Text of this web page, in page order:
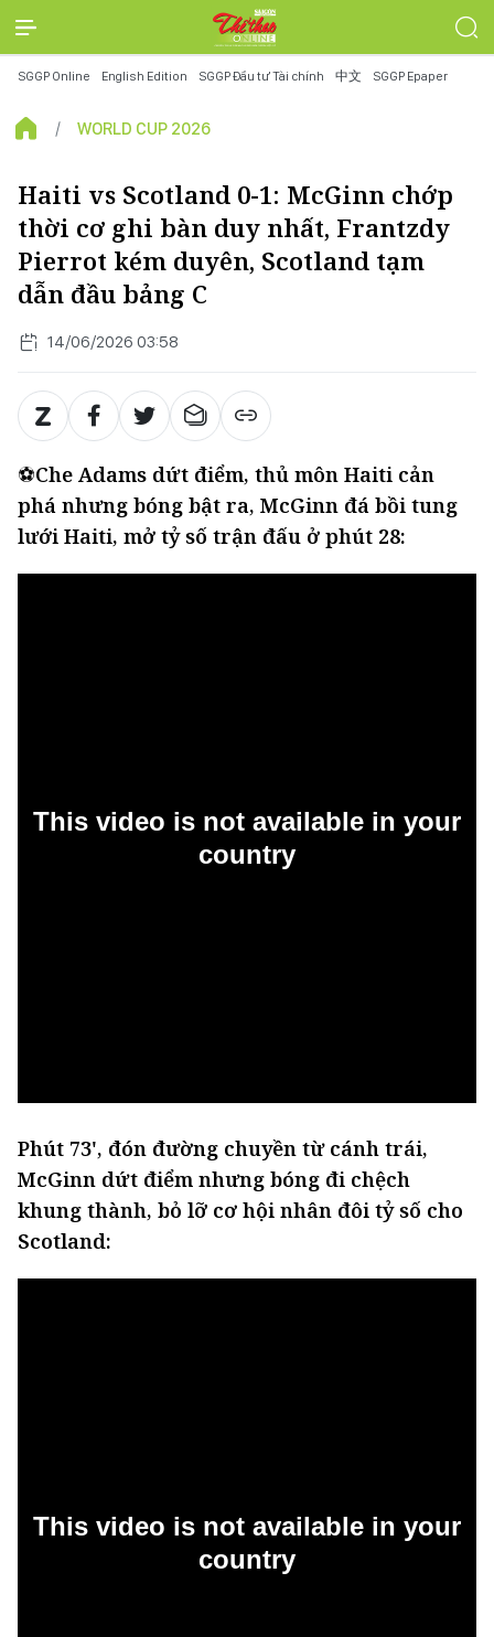
SGGP Online English Edition SGGP Đầu tư Tài chính 中文 SGGP Epaper
WORLD CUP 2026
Haiti vs Scotland 0-1: McGinn chớp
thời cơ ghi bàn duy nhất, Frantzdy
Pierrot kém duyên, Scotland tạm
dẫn đầu bảng C
14/06/2026 03:58
⚽Che Adams dứt điểm, thủ môn Haiti cản
phá nhưng bóng bật ra, McGinn đá bồi tung
lưới Haiti, mở tỷ số trận đấu ở phút 28:
Phút 73', đón đường chuyền từ cánh trái,
McGinn dứt điểm nhưng bóng đi chệch
khung thành, bỏ lỡ cơ hội nhân đôi tỷ số cho
Scotland: